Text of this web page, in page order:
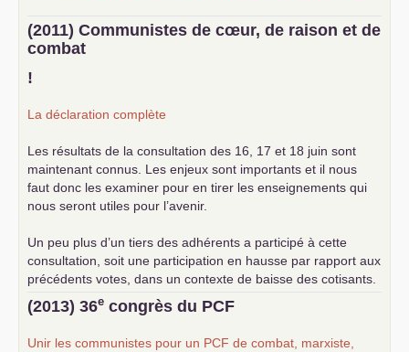
(2011) Communistes de cœur, de raison et de
combat
!
La déclaration complète
Les résultats de la consultation des 16, 17 et 18 juin sont
maintenant connus. Les enjeux sont importants et il nous
faut donc les examiner pour en tirer les enseignements qui
nous seront utiles pour l’avenir.
Un peu plus d’un tiers des adhérents a participé à cette
consultation, soit une participation en hausse par rapport aux
précédents votes, dans un contexte de baisse des cotisants.
... lire la suite
(2013) 36e congrès du PCF
Unir les communistes pour un PCF de combat, marxiste,